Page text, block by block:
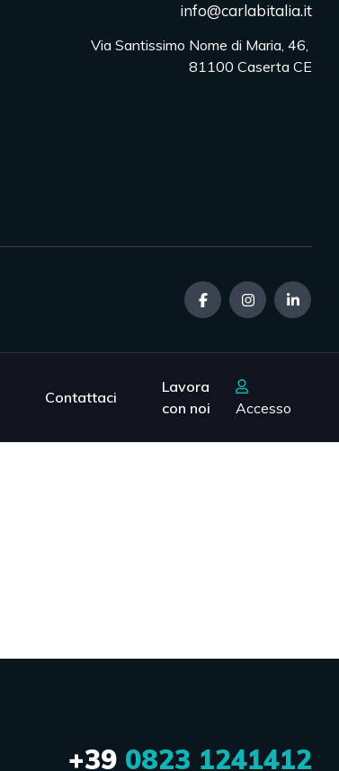
info@carlabitalia.it
Via Santissimo Nome di Maria, 46,
81100 Caserta CE
Contattaci
Lavora
con noi
Accesso
+390823 1241412